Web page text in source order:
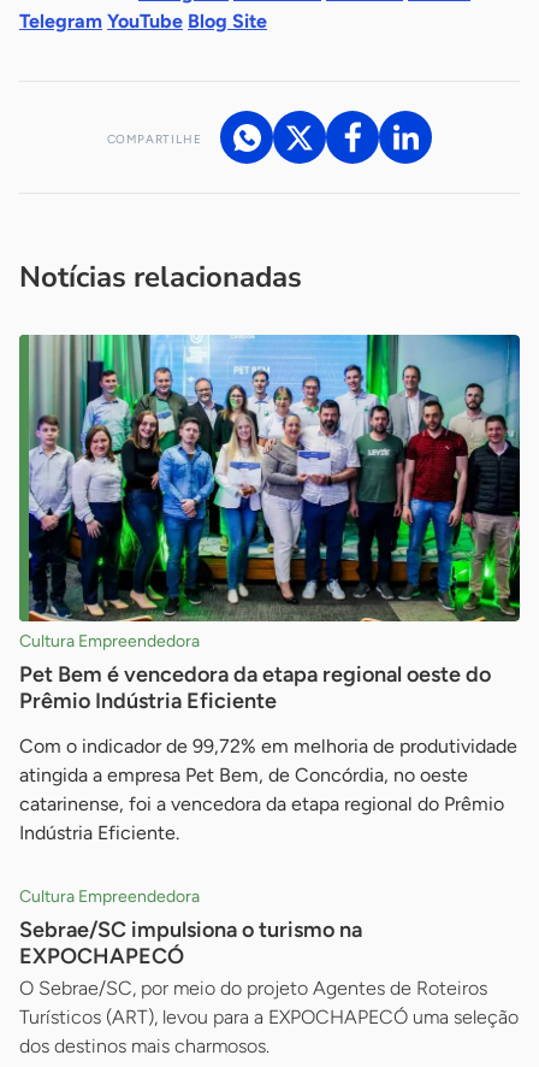
Telegram YouTube Blog Site
COMPARTILHE
Notícias relacionadas
Cultura Empreendedora
Pet Bem é vencedora da etapa regional oeste do
Prêmio Indústria Eficiente
Com o indicador de 99,72% em melhoria de produtividade
atingida a empresa Pet Bem, de Concórdia, no oeste
catarinense, foi a vencedora da etapa regional do Prêmio
Indústria Eficiente.
Cultura Empreendedora
Sebrae/SC impulsiona o turismo na
EXPOCHAPECÓ
O Sebrae/SC, por meio do projeto Agentes de Roteiros
Turísticos (ART), levou para a EXPOCHAPECÓ uma seleção
dos destinos mais charmosos.